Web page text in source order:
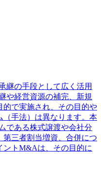
継の手段として広く活用
や経営資源の補完、新規
で実施され、その目的や
手法）は異なります。本
である株式譲渡や会社分
三者割当増資、合併につ
ントM&Aは、その目的に